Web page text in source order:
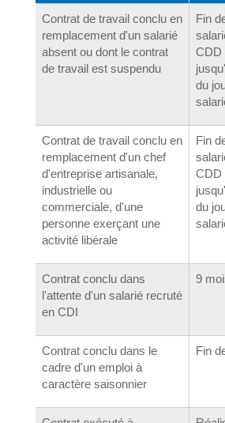
Contrat de travail conclu en
remplacement d'un salarié
absent ou dont le contrat
de travail est suspendu
Fin
CDD
du
Contrat de travail conclu en
remplacement d'un chef
d'entreprise artisanale,
industrielle ou
commerciale, d'une
personne exerçant une
activité libérale
Fin
CDD
du
Contrat conclu dans
l'attente d'un salarié recruté
en CDI
9
Contrat conclu dans le
cadre d'un emploi à
caractère saisonnier
Fin